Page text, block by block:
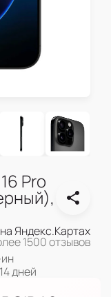
Pro
Яндекс.Картах
1500 отзывов
дней